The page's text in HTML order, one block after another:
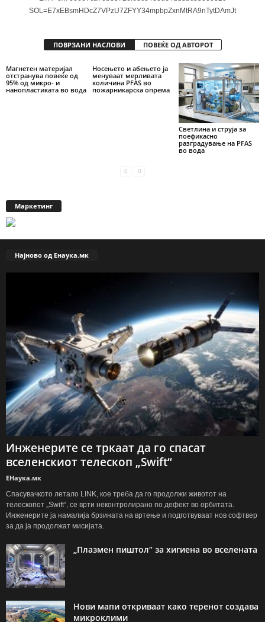
SOL=E7xEBsmHDcZ7VPzU7ZFYY34mpbpZxnMtRA9nTytDAmJt
ПОВРЗАНИ НАСЛОВИ ПОВЕЌЕ ОД АВТОРОТ
Магнетен материјал
отстранува повеќе од
95% од микро- и
нанопластиката во вода
Носењето и абењето ја
менуваат мерливата
количина PFAS во
пожарникарска опрема
Светлина и струја за
поефикасно
разградување на PFAS
во вода
Маркетинг
Најново од Енаука.мк
Инженерите се тркаат да го спасат
вселенскиот телескоп „Swift“
ЕНаука.мк
Спасувачкото летало LINK, кое треба да го продолжи животот на
телескопот „Swift“, се врти неконтролирано по дефект во орбитата.
Инженерите ја намалија брзината на вртење и подготвуваат нов софтвер
за да ја продолжат мисијата.
„Плазмен пиштол“ за хигиена во вселената
Нови мапи откриваат како теренот создава
микроклими